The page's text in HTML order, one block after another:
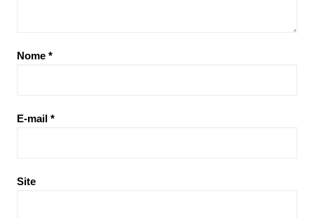
Nome *
E-mail *
Site